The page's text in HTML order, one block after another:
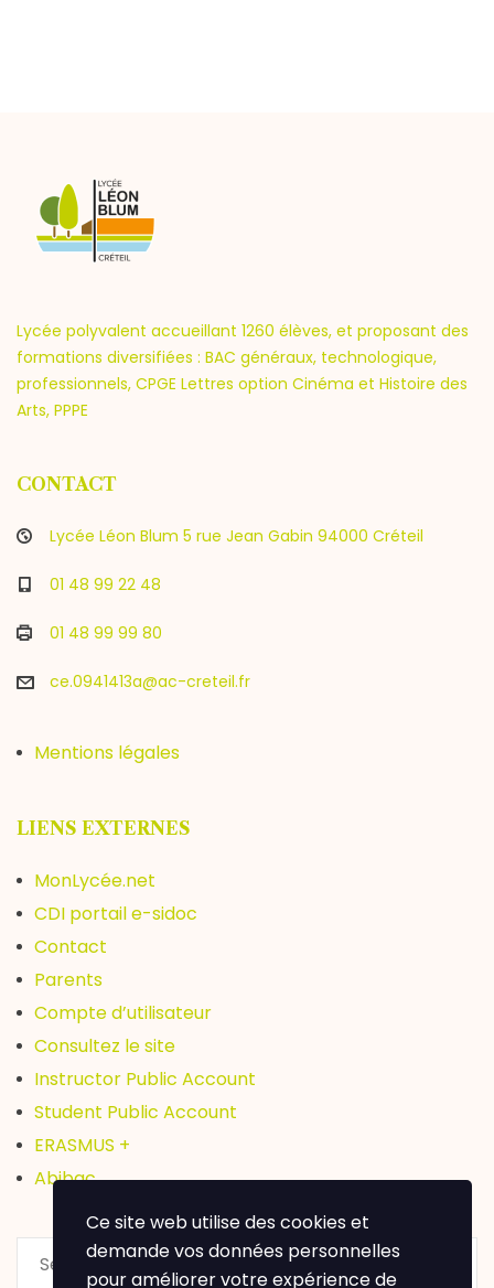
Lycée polyvalent accueillant 1260 élèves, et proposant des
formations diversifiées : BAC généraux, technologique,
professionnels, CPGE Lettres option Cinéma et Histoire des
Arts, PPPE
CONTACT
Lycée Léon Blum 5 rue Jean Gabin 94000 Créteil
01 48 99 22 48
01 48 99 99 80
ce.0941413a@ac-creteil.fr
Mentions légales
LIENS EXTERNES
MonLycée.net
CDI portail e-sidoc
Contact
Parents
Compte d’utilisateur
Consultez le site
Instructor Public Account
Student Public Account
ERASMUS +
Abibac
Ce site web utilise des cookies et
demande vos données personnelles
pour améliorer votre expérience de